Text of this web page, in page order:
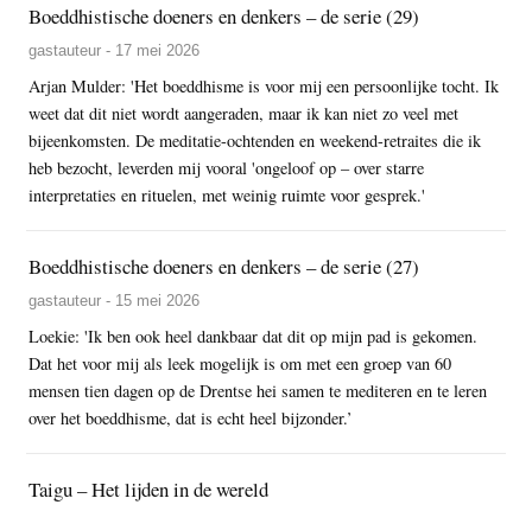
Boeddhistische doeners en denkers – de serie (29)
gastauteur - 17 mei 2026
Arjan Mulder: 'Het boeddhisme is voor mij een persoonlijke tocht. Ik
weet dat dit niet wordt aangeraden, maar ik kan niet zo veel met
bijeenkomsten. De meditatie-ochtenden en weekend-retraites die ik
heb bezocht, leverden mij vooral 'ongeloof op – over starre
interpretaties en rituelen, met weinig ruimte voor gesprek.'
Boeddhistische doeners en denkers – de serie (27)
gastauteur - 15 mei 2026
Loekie: 'Ik ben ook heel dankbaar dat dit op mijn pad is gekomen.
Dat het voor mij als leek mogelijk is om met een groep van 60
mensen tien dagen op de Drentse hei samen te mediteren en te leren
over het boeddhisme, dat is echt heel bijzonder.’
Taigu – Het lijden in de wereld